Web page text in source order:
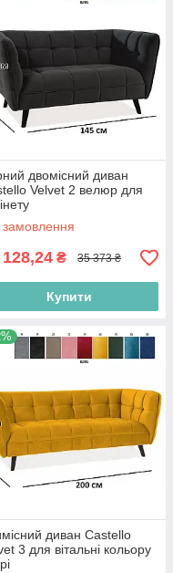
двомісний диван
Velvet 2 велюр для
замовлення
₴ 35 373 ₴
Купити
диван Castello
3 для вітальні кольору